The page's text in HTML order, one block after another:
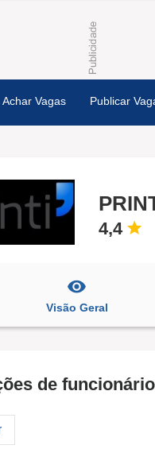
Achar Vagas Publicar
4,4
Visão Geral
de